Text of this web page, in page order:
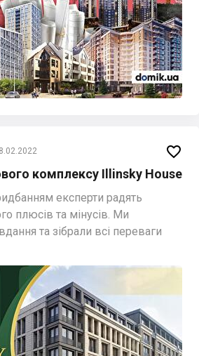
комплексу Illinsky House
експерти радять
плюсів та мінусів. Ми
та зібрали всі переваги
